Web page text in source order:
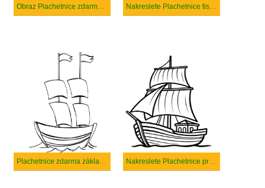
Obraz Plachetnice zdarma tisknutelné Nakreslete Plachetnice tisknutelné
Plachetnice zdarma základní Nakreslete Plachetnice prostý